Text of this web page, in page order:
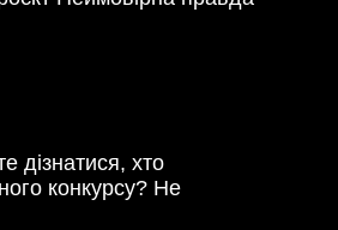
дізнатися, хто
конкурсу? Не